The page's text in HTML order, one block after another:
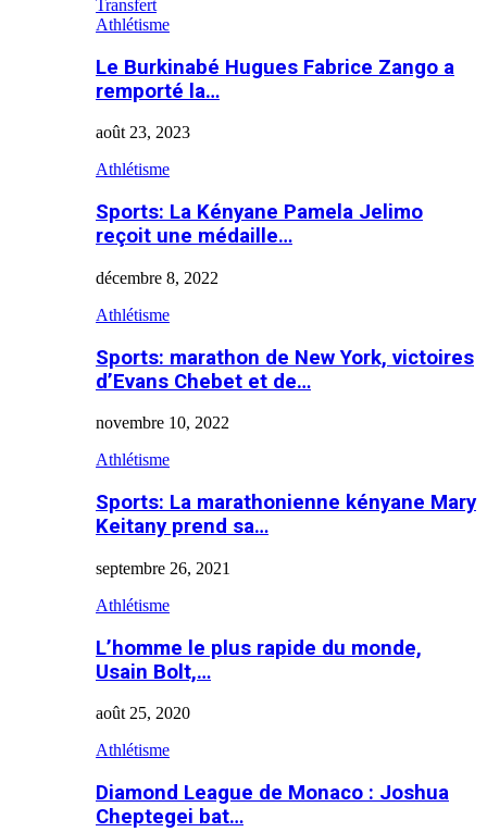
Transfert
Athlétisme
Le Burkinabé Hugues Fabrice Zango a
remporté la…
août 23, 2023
Athlétisme
Sports: La Kényane Pamela Jelimo
reçoit une médaille…
décembre 8, 2022
Athlétisme
Sports: marathon de New York, victoires
d’Evans Chebet et de…
novembre 10, 2022
Athlétisme
Sports: La marathonienne kényane Mary
Keitany prend sa…
septembre 26, 2021
Athlétisme
L’homme le plus rapide du monde,
Usain Bolt,…
août 25, 2020
Athlétisme
Diamond League de Monaco : Joshua
Cheptegei bat…